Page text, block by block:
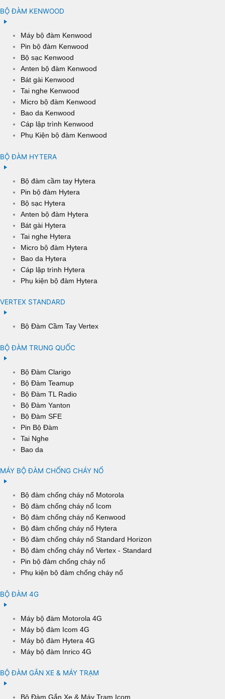
BỘ ĐÀM KENWOOD
Máy bộ đàm Kenwood
Pin bộ đàm Kenwood
Bộ sạc Kenwood
Anten bộ đàm Kenwood
Bát gài Kenwood
Tai nghe Kenwood
Micro bộ đàm Kenwood
Bao da Kenwood
Cáp lập trình Kenwood
Phụ Kiện bộ đàm Kenwood
BỘ ĐÀM HYTERA
Bộ đàm cầm tay Hytera
Pin bộ đàm Hytera
Bộ sạc Hytera
Anten bộ đàm Hytera
Bát gài Hytera
Tai nghe Hytera
Micro bộ đàm Hytera
Bao da Hytera
Cáp lập trình Hytera
Phụ kiện bộ đàm Hytera
VERTEX STANDARD
Bộ Đàm Cầm Tay Vertex
BỘ ĐÀM TRUNG QUỐC
Bộ Đàm Clarigo
Bộ Đàm Teamup
Bộ Đàm TL Radio
Bộ Đàm Yanton
Bộ Đàm SFE
Pin Bộ Đàm
Tai Nghe
Bao da
MÁY BỘ ĐÀM CHỐNG CHÁY NỔ
Bộ đàm chống cháy nổ Motorola
Bộ đàm chống cháy nổ Icom
Bộ đàm chống cháy nổ Kenwood
Bộ đàm chống cháy nổ Hytera
Bộ đàm chống cháy nổ Standard Horizon
Bộ đàm chống cháy nổ Vertex - Standard
Pin bộ đàm chống cháy nổ
Phụ kiện bộ đàm chống cháy nổ
BỘ ĐÀM 4G
Máy bộ đàm Motorola 4G
Máy bộ đàm Icom 4G
Máy bộ đàm Hytera 4G
Máy bộ đàm Inrico 4G
BỘ ĐÀM GẮN XE & MÁY TRẠM
Bộ Đàm Gắn Xe & Máy Trạm Icom